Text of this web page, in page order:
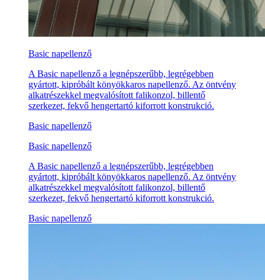
Basic napellenző
A Basic napellenző a legnépszerűbb, legrégebben
gyártott, kipróbált könyökkaros napellenző. Az öntvény
alkatrészekkel megvalósított falikonzol, billentő
szerkezet, fekvő hengertartó kiforrott konstrukció.
Basic napellenző
Basic napellenző
A Basic napellenző a legnépszerűbb, legrégebben
gyártott, kipróbált könyökkaros napellenző. Az öntvény
alkatrészekkel megvalósított falikonzol, billentő
szerkezet, fekvő hengertartó kiforrott konstrukció.
Basic napellenző